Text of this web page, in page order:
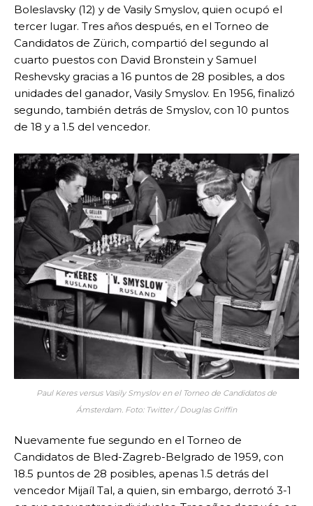
Boleslavsky (12) y de Vasily Smyslov, quien ocupó el
tercer lugar. Tres años después, en el Torneo de
Candidatos de Zürich, compartió del segundo al
cuarto puestos con David Bronstein y Samuel
Reshevsky gracias a 16 puntos de 28 posibles, a dos
unidades del ganador, Vasily Smyslov. En 1956, finalizó
segundo, también detrás de Smyslov, con 10 puntos
de 18 y a 1.5 del vencedor.
Paul Keres versus Vasily Smyslov en el Torneo de Candidatos de
Ámsterdam. Foto: Twitter / Douglas Griffin
Nuevamente fue segundo en el Torneo de
Candidatos de Bled-Zagreb-Belgrado de 1959, con
18.5 puntos de 28 posibles, apenas 1.5 detrás del
vencedor Mijaíl Tal, a quien, sin embargo, derrotó 3-1